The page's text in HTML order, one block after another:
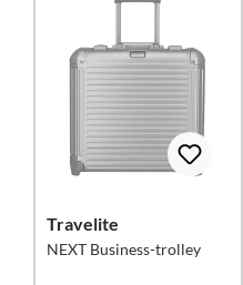
Travelite
NEXT Business-trolley